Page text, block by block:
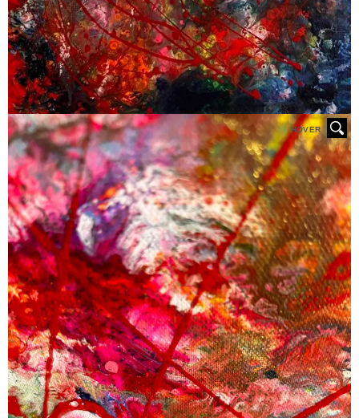
HOVER